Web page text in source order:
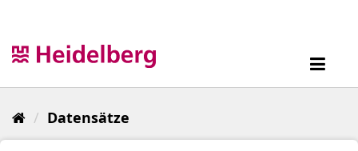
Datensätze